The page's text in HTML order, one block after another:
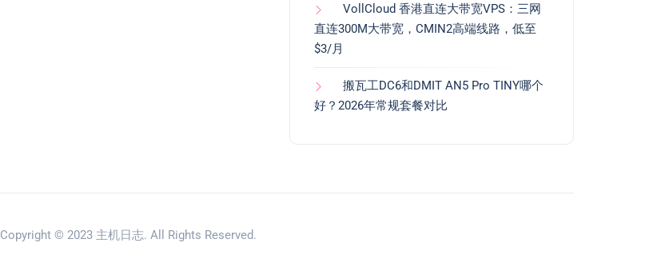
VollCloud 香港直连大带宽VPS：三网
直连300M大带宽，CMIN2高端线路，低至
$3/月
搬瓦工DC6和DMIT AN5 Pro TINY哪个
好？2026年常规套餐对比
Copyright © 2023 主机日志. All Rights Reserved.